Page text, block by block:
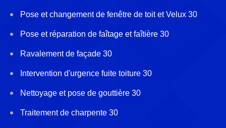
Pose et changement de fenêtre de toit et Velux 30
Pose et réparation de faîtage et faîtière 30
Ravalement de façade 30
Intervention d'urgence fuite toiture 30
Nettoyage et pose de gouttière 30
Traitement de charpente 30